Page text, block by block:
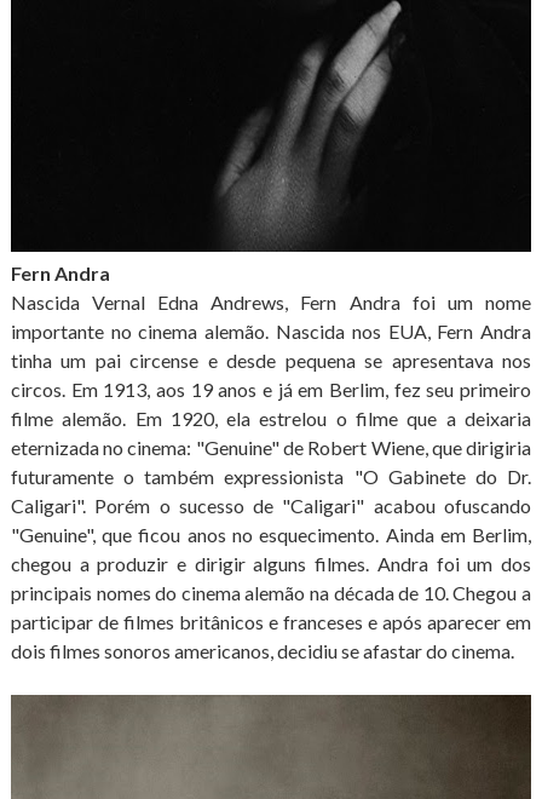
Fern Andra
Nascida Vernal Edna Andrews, Fern Andra foi um nome
importante no cinema alemão. Nascida nos EUA, Fern Andra
tinha um pai circense e desde pequena se apresentava nos
circos. Em 1913, aos 19 anos e já em Berlim, fez seu primeiro
filme alemão. Em 1920, ela estrelou o filme que a deixaria
eternizada no cinema: "Genuine" de Robert Wiene, que dirigiria
futuramente o também expressionista "O Gabinete do Dr.
Caligari". Porém o sucesso de "Caligari" acabou ofuscando
"Genuine", que ficou anos no esquecimento. Ainda em Berlim,
chegou a produzir e dirigir alguns filmes. Andra foi um dos
principais nomes do cinema alemão na década de 10. Chegou a
participar de filmes britânicos e franceses e após aparecer em
dois filmes sonoros americanos, decidiu se afastar do cinema.